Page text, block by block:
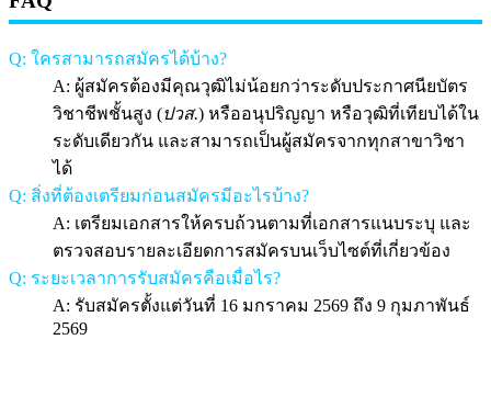
Q: ใครสามารถสมัครได้บ้าง?
A: ผู้สมัครต้องมีคุณวุฒิไม่น้อยกว่าระดับประกาศนียบัตร
วิชาชีพชั้นสูง (ปวส.) หรืออนุปริญญา หรือวุฒิที่เทียบได้ใน
ระดับเดียวกัน และสามารถเป็นผู้สมัครจากทุกสาขาวิชา
ได้
Q: สิ่งที่ต้องเตรียมก่อนสมัครมีอะไรบ้าง?
A: เตรียมเอกสารให้ครบถ้วนตามที่เอกสารแนบระบุ และ
ตรวจสอบรายละเอียดการสมัครบนเว็บไซต์ที่เกี่ยวข้อง
Q: ระยะเวลาการรับสมัครคือเมื่อไร?
A: รับสมัครตั้งแต่วันที่ 16 มกราคม 2569 ถึง 9 กุมภาพันธ์
2569